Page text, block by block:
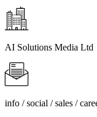
AI Solutions Media Ltd
info / social / sales /